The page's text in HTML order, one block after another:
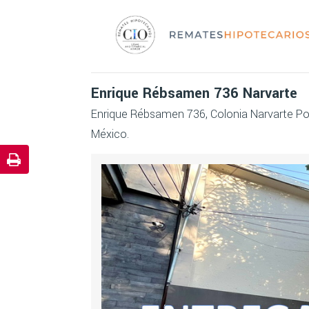
Enrique Rébsamen 736 Narvarte
Enrique Rébsamen 736, Colonia Narvarte
México.